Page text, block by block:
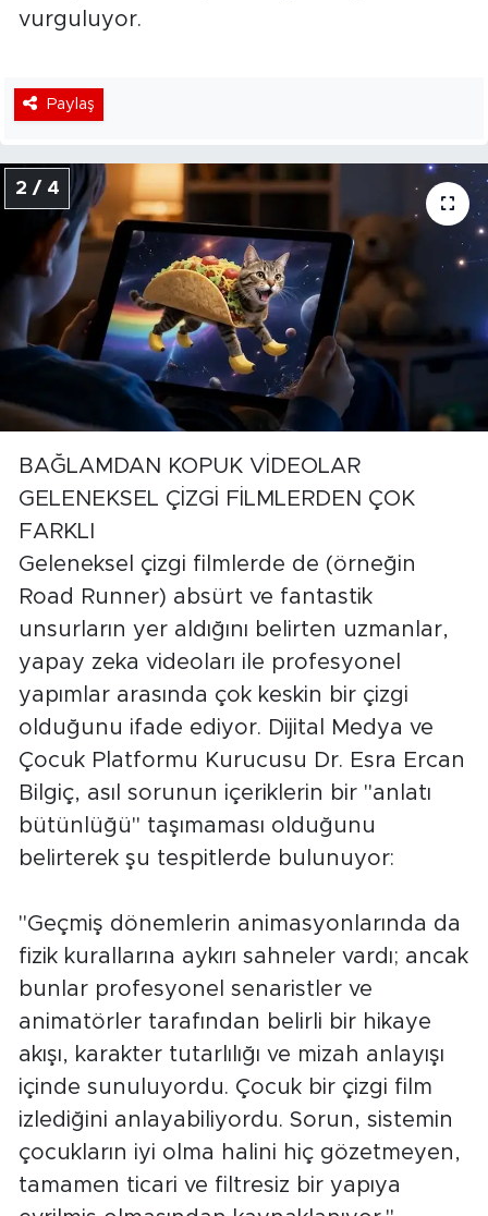
vurguluyor.
Paylaş
2 / 4
BAĞLAMDAN KOPUK VİDEOLAR
GELENEKSEL ÇİZGİ FİLMLERDEN ÇOK
FARKLI
Geleneksel çizgi filmlerde de (örneğin
Road Runner) absürt ve fantastik
unsurların yer aldığını belirten uzmanlar,
yapay zeka videoları ile profesyonel
yapımlar arasında çok keskin bir çizgi
olduğunu ifade ediyor. Dijital Medya ve
Çocuk Platformu Kurucusu Dr. Esra Ercan
Bilgiç, asıl sorunun içeriklerin bir "anlatı
bütünlüğü" taşımaması olduğunu
belirterek şu tespitlerde bulunuyor:
"Geçmiş dönemlerin animasyonlarında da
fizik kurallarına aykırı sahneler vardı; ancak
bunlar profesyonel senaristler ve
animatörler tarafından belirli bir hikaye
akışı, karakter tutarlılığı ve mizah anlayışı
içinde sunuluyordu. Çocuk bir çizgi film
izlediğini anlayabiliyordu. Sorun, sistemin
çocukların iyi olma halini hiç gözetmeyen,
tamamen ticari ve filtresiz bir yapıya